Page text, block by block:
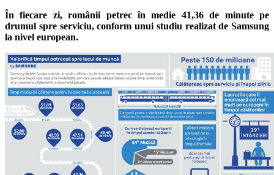
În fiecare zi, românii petrec în medie 41,36 de minute pe
drumul spre serviciu, conform unui studiu realizat de Samsung
la nivel european.